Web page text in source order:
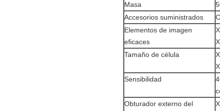
Masa
Accesorios suministrados
Elementos de imagen
eficaces
Tamaño de célula
Sensibilidad
Obturador externo del